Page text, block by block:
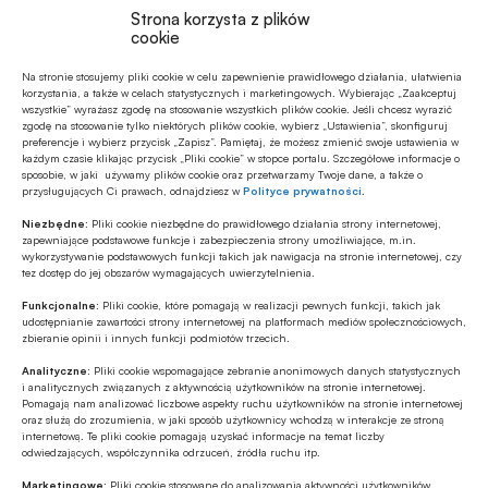
Strona korzysta z plików
cookie
Na stronie stosujemy pliki cookie w celu zapewnienie prawidłowego działania, ułatwienia
korzystania, a także w celach statystycznych i marketingowych. Wybierając „Zaakceptuj
wszystkie” wyrażasz zgodę na stosowanie wszystkich plików cookie. Jeśli chcesz wyrazić
zgodę na stosowanie tylko niektórych plików cookie, wybierz „Ustawienia”, skonfiguruj
preferencje i wybierz przycisk „Zapisz”. Pamiętaj, że możesz zmienić swoje ustawienia w
każdym czasie klikając przycisk „Pliki cookie” w stopce portalu. Szczegółowe informacje o
sposobie, w jaki używamy plików cookie oraz przetwarzamy Twoje dane, a także o
przysługujących Ci prawach, odnajdziesz wPolityce prywatności
Niezbędne: Pliki cookie niezbędne do prawidłowego działania strony internetowej,
zapewniające podstawowe funkcje i zabezpieczenia strony umożliwiające, m.in.
wykorzystywanie podstawowych funkcji takich jak nawigacja na stronie internetowej, czy
tez dostęp do jej obszarów wymagających uwierzytelnienia.
Funkcjonalne: Pliki cookie, które pomagają w realizacji pewnych funkcji, takich jak
udostępnianie zawartości strony internetowej na platformach mediów społecznościowych,
zbieranie opinii i innych funkcji podmiotów trzecich.
Analityczne: Pliki cookie wspomagające zebranie anonimowych danych statystycznych
i analitycznych związanych z aktywnością użytkowników na stronie internetowej.
Pomagają nam analizować liczbowe aspekty ruchu użytkowników na stronie internetowej
oraz służą do zrozumienia, w jaki sposób użytkownicy wchodzą w interakcje ze stroną
internetową. Te pliki cookie pomagają uzyskać informacje na temat liczby
odwiedzających, współczynnika odrzuceń, źródła ruchu itp.
Marketingowe: Pliki cookie stosowane do analizowania aktywności użytkowników,
Polecamy
MULTIMEDIA
Banki mogą bezpośrednio finansować
przemysł zbrojeniowy
Z RYNKU FINANSOWEGO
Branża leasingowa o inwestycjach w
polskiej gospodarce, programie SAFE i
polityce dual use
W lipcu ’26 wzrosła stopa bezrobocia w
Polsce
Z RYNKU FINANSOWEGO